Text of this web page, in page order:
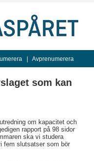
Avprenumerera
som kan
om kapacitet och
rapport på 98 sidor
ska vi studera
fem slutsatser som bör